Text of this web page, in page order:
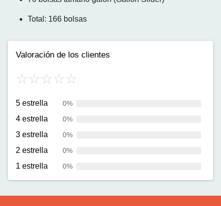
Total: 166 bolsas
Valoración de los clientes
5 estrella 0%
4 estrella 0%
3 estrella 0%
2 estrella 0%
1 estrella 0%